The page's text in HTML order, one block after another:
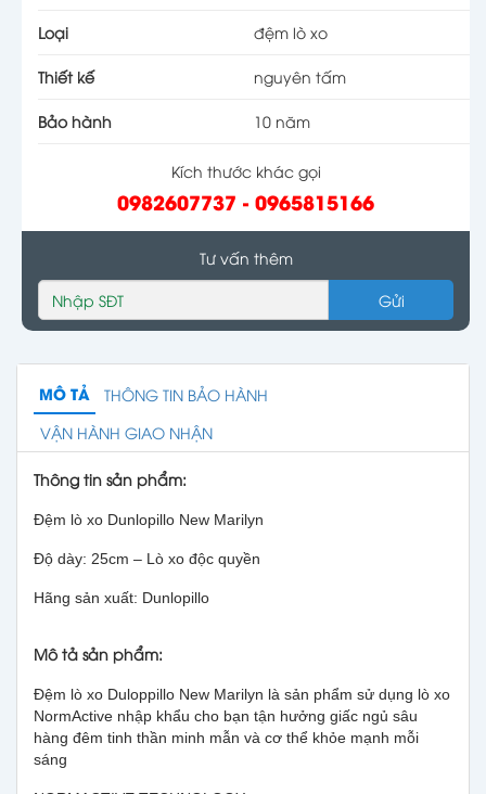
Loại đệm lò xo
Thiết kế nguyên tấm
Bảo hành 10 năm
Kích thước khác gọi
0982607737 - 0965815166
Tư vấn thêm
Gửi
MÔ TẢ
THÔNG TIN BẢO HÀNH
VẬN HÀNH GIAO NHẬN
Thông tin sản phẩm:
Đệm lò xo Dunlopillo New Marilyn
Độ dày: 25cm – Lò xo độc quyền
Hãng sản xuất: Dunlopillo
Mô tả sản phẩm:
Đệm lò xo Duloppillo New Marilyn là sản phẩm sử dụng lò xo
NormActive nhập khẩu cho bạn tận hưởng giấc ngủ sâu
hàng đêm tinh thần minh mẫn và cơ thể khỏe mạnh mỗi
sáng